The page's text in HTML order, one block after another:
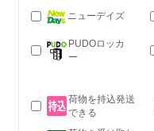
ニューデイズ
PUDOロッカ
ー
荷物を持込発送
できる